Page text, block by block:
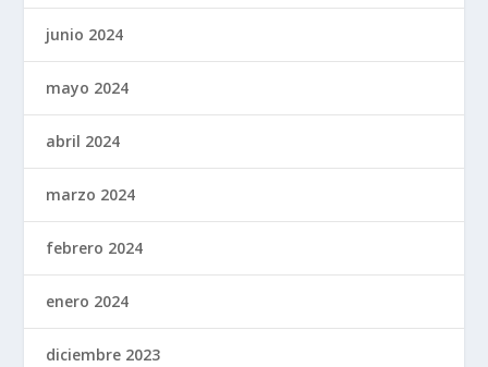
junio 2024
mayo 2024
abril 2024
marzo 2024
febrero 2024
enero 2024
diciembre 2023